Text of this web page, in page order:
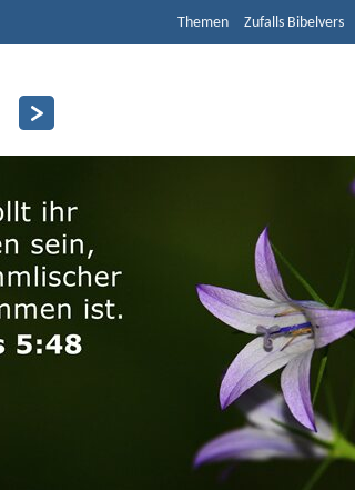
Themen Zufalls Bibelvers